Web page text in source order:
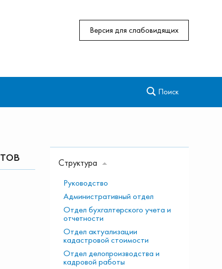
Версия для слабовидящих
Поиск
Структура
Руководство
Административный отдел
Отдел бухгалтерского учета и
отчетности
Отдел актуализации
кадастровой стоимости
Отдел делопроизводства и
кадровой работы